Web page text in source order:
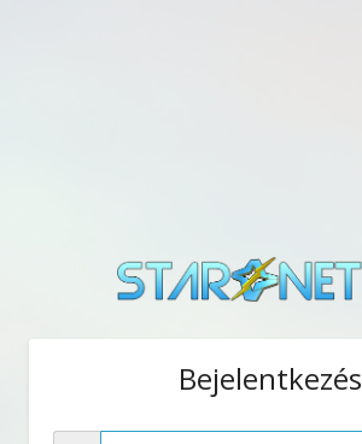
Bejelentkezés